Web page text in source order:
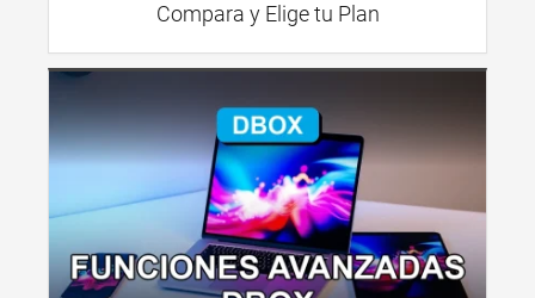
Compara y Elige tu Plan